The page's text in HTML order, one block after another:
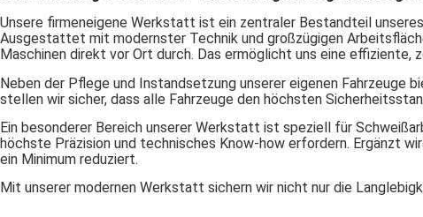
Unsere firmeneigene Werkstatt ist ein zentraler Bestandteil
Ausgestattet mit modernster Technik und großzügigen
Maschinen direkt vor Ort durch. Das ermöglicht uns eine effiziente,
Neben der Pflege und Instandsetzung unserer eigenen Fahrzeuge
stellen wir sicher, dass alle Fahrzeuge den höchsten
Ein besonderer Bereich unserer Werkstatt ist speziell für
höchste Präzision und technisches Know-how erfordern. Ergänzt
ein Minimum reduziert.
Mit unserer modernen Werkstatt sichern wir nicht nur die